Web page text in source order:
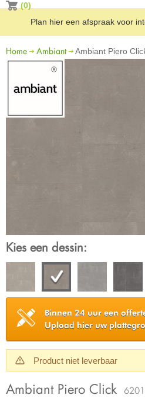
(0)
Plan hier een afspraak voor
Home Ambiant Ambiant Piero
Kies een dessin:
Binnen 24 uur een
Upload hier uw
Product niet leverbaar
Ambiant Piero Click